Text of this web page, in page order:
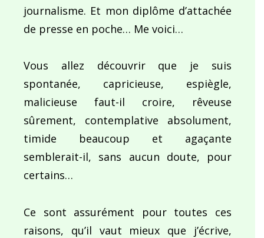
journalisme. Et mon diplôme d’attachée
de presse en poche… Me voici…
Vous allez découvrir que je suis
spontanée, capricieuse, espiègle,
malicieuse faut-il croire, rêveuse
sûrement, contemplative absolument,
timide beaucoup et agaçante
semblerait-il, sans aucun doute, pour
certains…
Ce sont assurément pour toutes ces
raisons, qu’il vaut mieux que j’écrive,